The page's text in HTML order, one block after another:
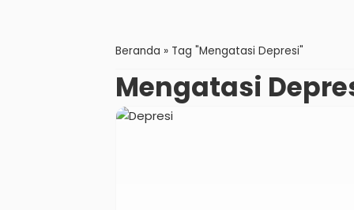
Beranda » Tag "Mengatasi Depresi"
Mengatasi